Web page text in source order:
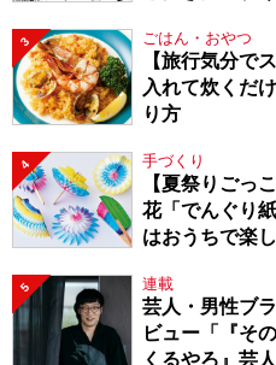
3 ごはん・おやつ
【旅行気分で
入れて炊くだ
り方
4 手づくり
【夏祭りごっ
花「でんぐり
はおうちで楽
5 連載
芸人・男性ブ
ビュー「『そ
くるやろ』芸